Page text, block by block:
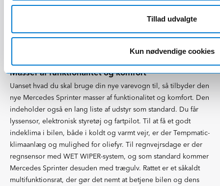
Tillad udvalgte
Kun nødvendige cookies
gear. Mercedes Sprinter opfylder alle dine krav til en moderne
varebil med godt design og køreglæde, samtidig med at bilen
giver et professionelt og positivt indtryk af din virksomhed.
Masser af funktionalitet og komfort
Uanset hvad du skal bruge din nye varevogn til, så tilbyder den
nye Mercedes Sprinter masser af funktionalitet og komfort. Den
indeholder også en lang liste af udstyr som standard. Du får
lyssensor, elektronisk styretøj og fartpilot. Til at få et godt
indeklima i bilen, både i koldt og varmt vejr, er der Tempmatic-
klimaanlæg og mulighed for oliefyr. Til regnvejrsdage er der
regnsensor med WET WIPER-system, og som standard kommer
Mercedes Sprinter desuden med trægulv. Rattet er et såkaldt
multifunktionsrat, der gør det nemt at betjene bilen og dens